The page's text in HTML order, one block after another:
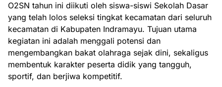
O2SN tahun ini diikuti oleh siswa-siswi Sekolah Dasar
yang telah lolos seleksi tingkat kecamatan dari seluruh
kecamatan di Kabupaten Indramayu. Tujuan utama
kegiatan ini adalah menggali potensi dan
mengembangkan bakat olahraga sejak dini, sekaligus
membentuk karakter peserta didik yang tangguh,
sportif, dan berjiwa kompetitif.